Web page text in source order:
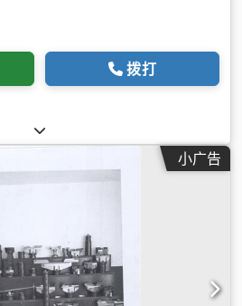
拨打
小广告